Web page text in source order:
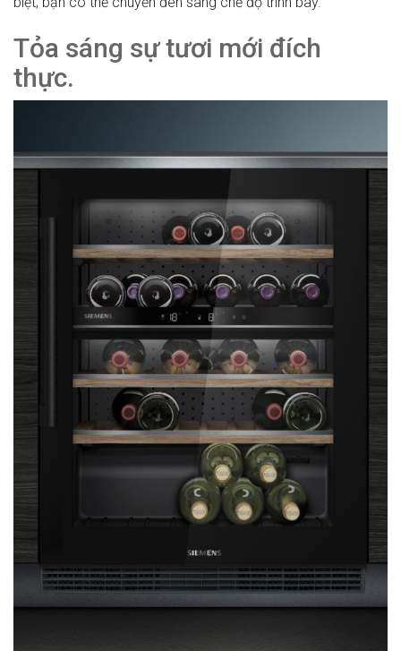
Tỏa sáng sự tươi mới đích
thực.